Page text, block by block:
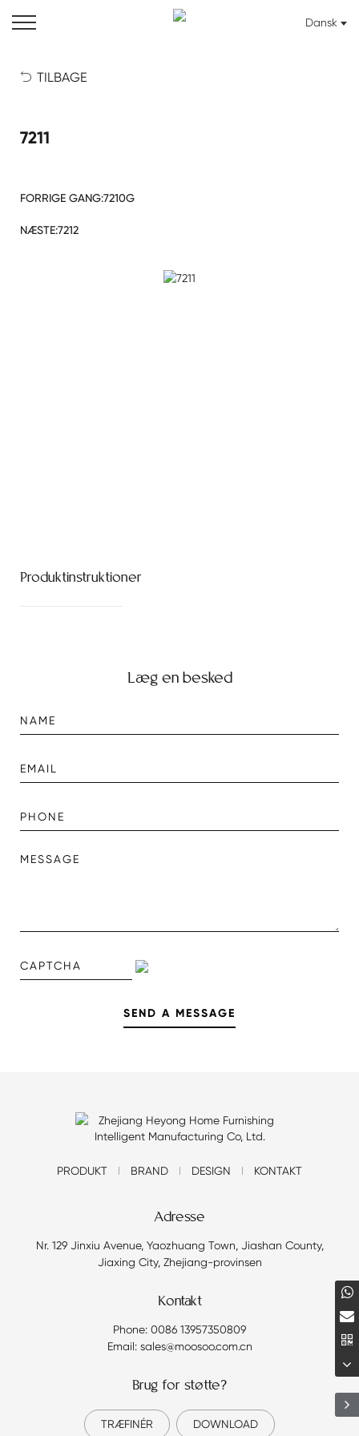
Dansk
 TILBAGE
7211
FORRIGE GANG:7210G
NÆSTE:7212
Produktinstruktioner
Læg en besked
PRODUKT BRAND DESIGN KONTAKT
Adresse
Nr. 129 Jinxiu Avenue, Yaozhuang Town, Jiashan County,
Jiaxing City, Zhejiang-provinsen
Kontakt
Phone: 0086 13957350809
Email: sales@moosoo.com.cn
Brug for støtte?
TRÆFINÉR DOWNLOAD